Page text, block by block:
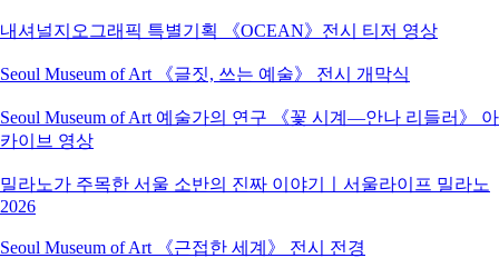
내셔널지오그래픽 특별기획 《OCEAN》전시 티저 영상
Seoul Museum of Art 《글짓, 쓰는 예술》 전시 개막식
Seoul Museum of Art 예술가의 연구 《꽃 시계―안나 리들러》 아
카이브 영상
밀라노가 주목한 서울 소반의 진짜 이야기ㅣ서울라이프 밀라노
2026
Seoul Museum of Art 《근접한 세계》 전시 전경